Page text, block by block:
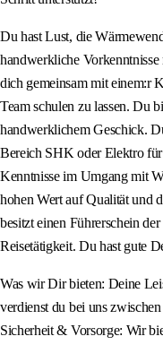
Du hast Lust, die
handwerkliche
dich gemeinsam mit einem:r
Team schulen zu lassen. Du
handwerklichem Geschick.
Bereich SHK oder Elektro
Kenntnisse im Umgang mit
hohen Wert auf Qualität und
besitzt einen Führerschein
Reisetätigkeit. Du hast gute
Was wir Dir bieten: Deine
verdienst du bei uns
Sicherheit & Vorsorge: Wir